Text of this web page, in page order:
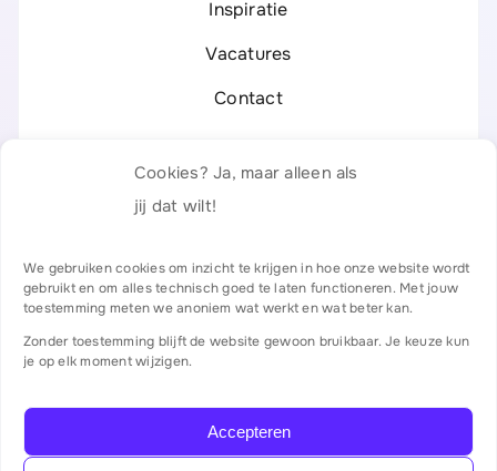
Cookies? Ja, maar alleen als
jij dat wilt!
We gebruiken cookies om inzicht te krijgen in hoe onze website wordt
gebruikt en om alles technisch goed te laten functioneren. Met jouw
toestemming meten we anoniem wat werkt en wat beter kan.
Zonder toestemming blijft de website gewoon bruikbaar. Je keuze kun
je op elk moment wijzigen.
Accepteren
Inspiratie
Vacatures
Contact
Privacyverklaring
Algemene voorwaarden
Certificaten & partners